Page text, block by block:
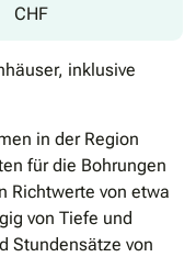
CHF
inklusive
in der Region
für die Bohrungen
Richtwerte von etwa
von Tiefe und
Stundensätze von